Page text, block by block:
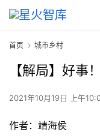
首页 城市乡村
【解局】好事
2021年10月19日 上午
作者：靖海侯